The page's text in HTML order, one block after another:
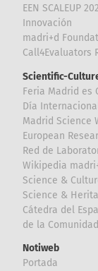
EEN SCALEUP
Innovación
madri+d
Call4Evaluators
Scientific-
Feria Madrid es
Día
Madrid Science
European
Red de
Wikipedia
Science &
Science &
Cátedra del
de la
Notiweb
Portada